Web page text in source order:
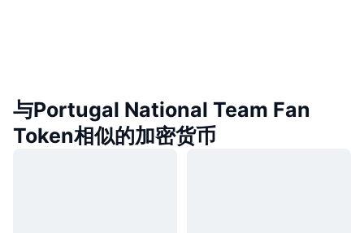
与Portugal National Team Fan
Token相似的加密货币